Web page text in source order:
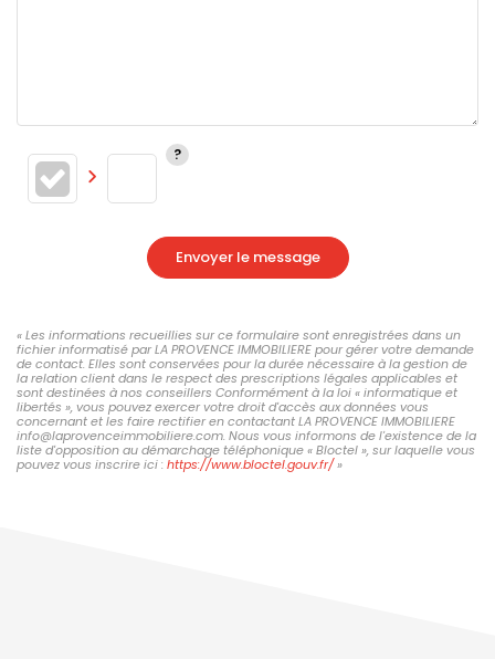
Envoyer le message
« Les informations recueillies sur ce formulaire sont enregistrées dans un
fichier informatisé par LA PROVENCE IMMOBILIERE pour gérer votre demande
de contact. Elles sont conservées pour la durée nécessaire à la gestion de
la relation client dans le respect des prescriptions légales applicables et
sont destinées à nos conseillers Conformément à la loi « informatique et
libertés », vous pouvez exercer votre droit d'accès aux données vous
concernant et les faire rectifier en contactant LA PROVENCE IMMOBILIERE
info@laprovenceimmobiliere.com. Nous vous informons de l'existence de la
liste d'opposition au démarchage téléphonique « Bloctel », sur laquelle vous
pouvez vous inscrire ici : https://www.bloctel.gouv.fr/»